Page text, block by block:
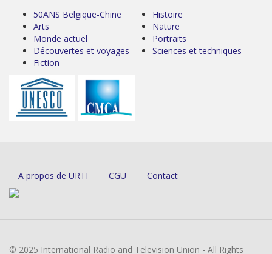
50ANS Belgique-Chine
Arts
Monde actuel
Découvertes et voyages
Fiction
Histoire
Nature
Portraits
Sciences et techniques
A propos de URTI CGU Contact
© 2025 International Radio and Television Union - All Rights